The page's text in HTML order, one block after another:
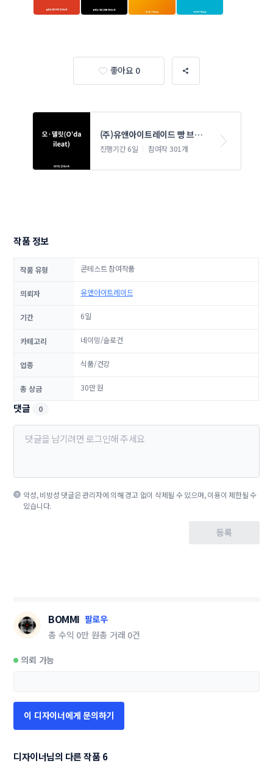
좋아요 0
(주)유앤아이트레이드 빵 브랜
드 네이밍 콘테스트
진행기간 6일 참여작 301개
작품 정보
작품 유형 콘테스트 참여작품
의뢰자 유앤아이트레이드
기간 6일
카테고리 네이밍/슬로건
업종 식품/건강
총 상금 30만 원
댓글 0
악성, 비방성 댓글은 관리자에 의해 경고 없이 삭제될 수 있으며, 이용이 제한될 수
있습니다.
등록
BOMMI 팔로우
총 수익 0만 원총 거래 0건
의뢰 가능
이 디자이너에게 문의하기
디자이너님의 다른 작품 6